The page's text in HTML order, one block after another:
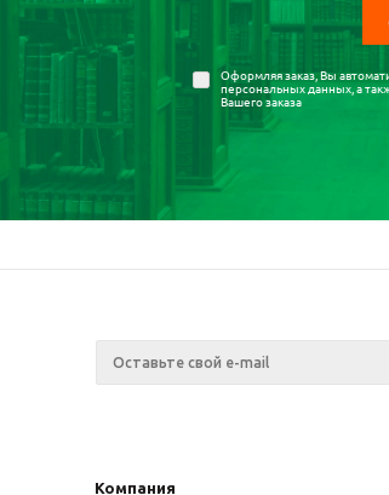
Оформляя заказ, Вы
персональных данных, а
Вашего заказа
Компания